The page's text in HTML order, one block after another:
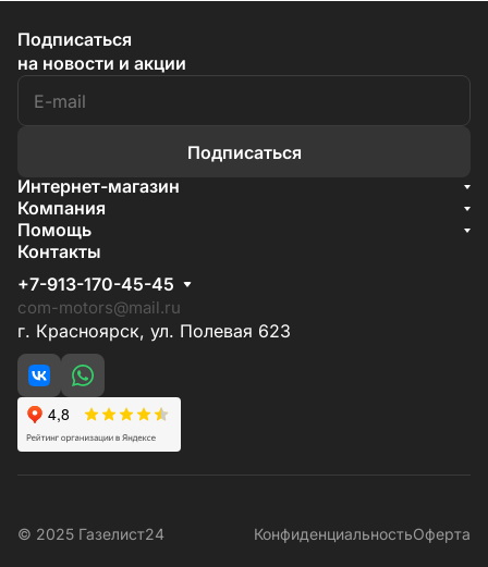
Подписаться
на новости и акции
Подписаться
Интернет-магазин
Акции
Бренды
Компания
О компании
Документы
Условия поставки
Отзывы
Помощь
Условия доставки
Способы оплаты
Гарантия на товар
Контакты
+7-913-170-45-45
com-motors@mail.ru
г. Красноярск, ул. Полевая 623
© 2025 Газелист24 КонфиденциальностьОферта